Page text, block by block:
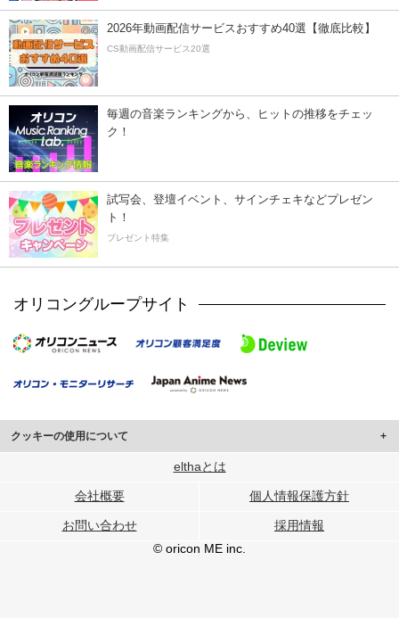
2026年動画配信サービスおすすめ40選【徹底比較】
CS動画配信サービス20選
毎週の音楽ランキングから、ヒットの推移をチェッ
ク！
試写会、登壇イベント、サインチェキなどプレゼン
ト！
プレゼント特集
オリコングループサイト
クッキーの使用について
このサイトでは Cookie を使用して、ユーザーに合わせたコンテンツや広告の
行っています。
メディアや広告配信、データ解析の各パートナーに提供しています。
各パートナーは、この情報とユーザーが各パートナーに提供した他の情報や、
ユーザーが各パートナーのサービスを使用したときに収集した他の情報を組み
elthaとは
会社概要 個人情報保護方針
お問い合わせ
採用情報
© oricon ME inc.